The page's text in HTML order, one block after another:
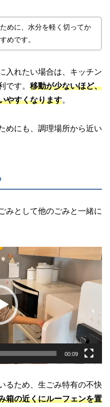
めに、水分を軽く切ってか
めです。
入れたい場合は、キッチン
です。 移動が少ないほど、
やすくなります。
めにも、調理場所から近い
みとして他のごみと一緒に
00:09
るため、生ごみ特有の不快
箱の近くにルーフェンを置